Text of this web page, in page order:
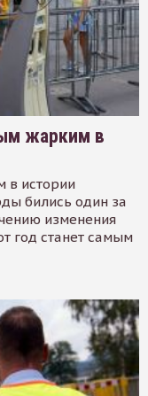
жарким в
в истории
бились один за
изменения
год станет самым